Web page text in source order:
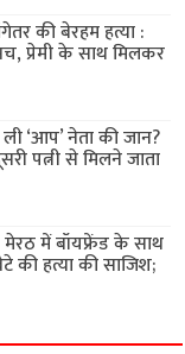
की बेरहम हत्या :
प्रेमी के साथ मिलकर
‘आप’ नेता की जान?
पत्नी से मिलने जाता
मेरठ में बॉयफ्रेंड के साथ
की हत्या की साजिश;